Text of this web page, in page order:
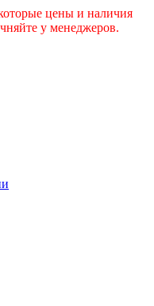
цены и наличия
у менеджеров.